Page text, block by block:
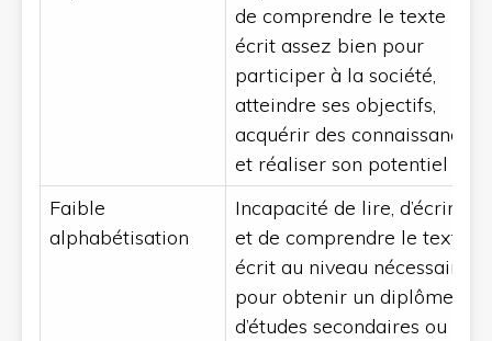
de comprendre le texte
écrit assez bien pour
participer à la société,
atteindre ses objectifs,
acquérir des connaissances
et réaliser son potentiel
Faible
alphabétisation
Incapacité de lire, d’écrire
et de comprendre le texte
écrit au niveau nécessaire
pour obtenir un diplôme
d’études secondaires ou